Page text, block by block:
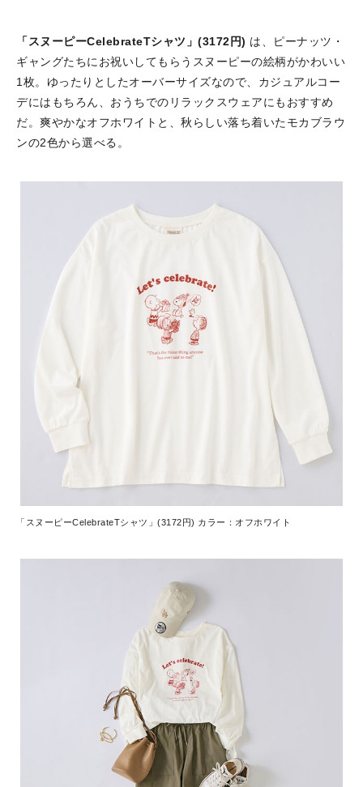
「スヌーピーCelebrateTシャツ」(3172円) は、ピーナッツ・
ギャングたちにお祝いしてもらうスヌーピーの絵柄がかわいい
1枚。ゆったりとしたオーバーサイズなので、カジュアルコー
デにはもちろん、おうちでのリラックスウェアにもおすすめ
だ。爽やかなオフホワイトと、秋らしい落ち着いたモカブラウ
ンの2色から選べる。
「スヌーピーCelebrateTシャツ」(3172円) カラー：オフホワイト